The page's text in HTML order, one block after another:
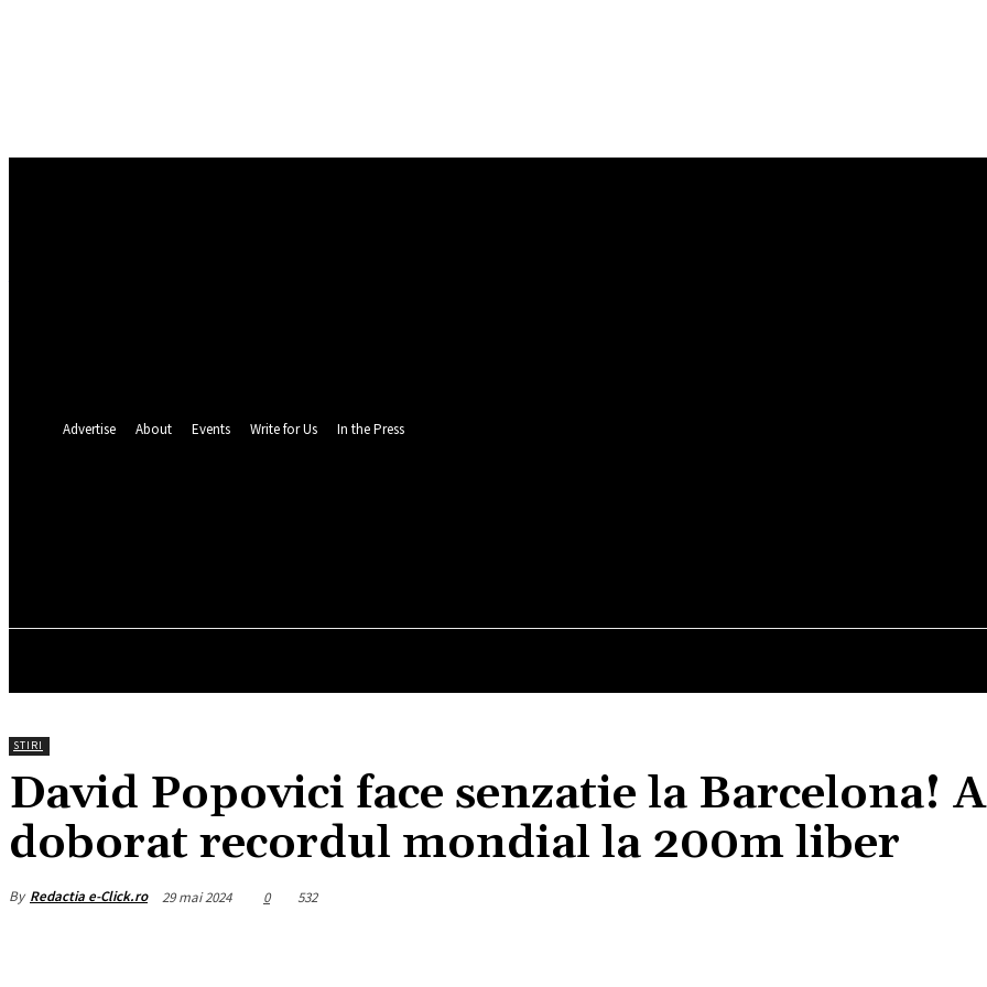
Advertise About Events Write for Us In the Press
STIRI
David Popovici face senzatie la Barcelona! A
doborat recordul mondial la 200m liber
By Redactia e-Click.ro 29 mai 2024 0 532